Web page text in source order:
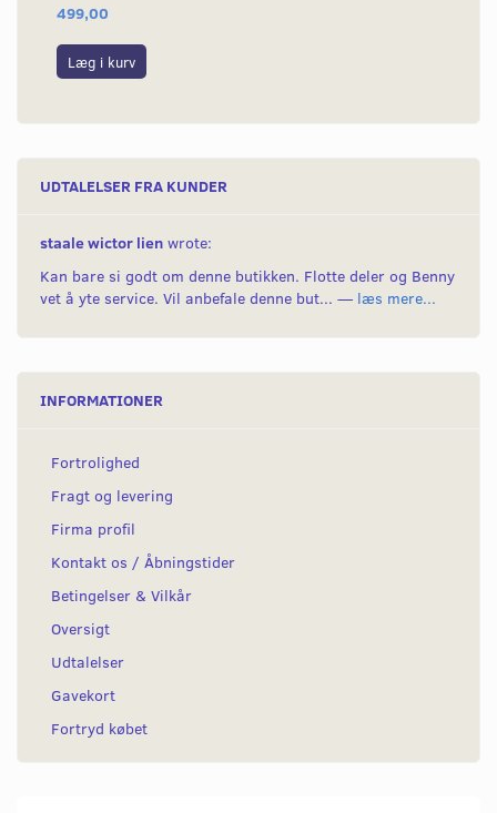
499,00
Læg i kurv
UDTALELSER FRA KUNDER
staale wictor lien wrote:
Kan bare si godt om denne butikken. Flotte deler og Benny
vet å yte service. Vil anbefale denne but... — læs mere...
INFORMATIONER
Fortrolighed
Fragt og levering
Firma profil
Kontakt os / Åbningstider
Betingelser & Vilkår
Oversigt
Udtalelser
Gavekort
Fortryd købet